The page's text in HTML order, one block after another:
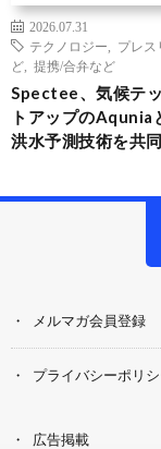
2026.07.31
テクノロジー
プレス
ど
提携/合弁など
Spectee、気候テ
トアップのAqunia
洪水予測技術を共
メルマガ会員登録
プライバシーポリ
広告掲載